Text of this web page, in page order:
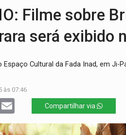
Filme sobre
será exibido
Cultural da Fada Inad, em Ji-
às 07:46
Compartilhar via